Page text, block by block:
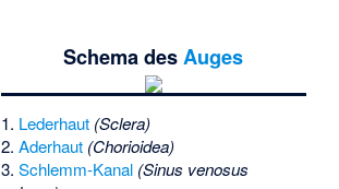
Schema desAuges
1. Lederhaut (Sclera)
2. Aderhaut (Chorioidea)
3. Schlemm-Kanal (Sinus venosus